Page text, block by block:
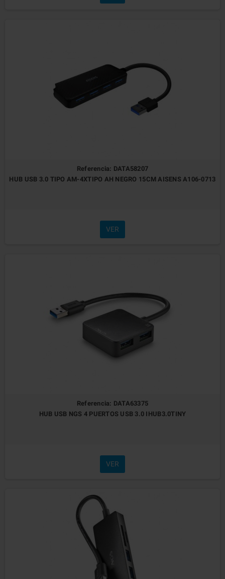
Referencia: DATA58207
HUB USB 3.0 TIPO AM-4XTIPO AH NEGRO 15CM AISENS A106-0713
VER
Referencia: DATA63375
HUB USB NGS 4 PUERTOS USB 3.0 IHUB3.0TINY
VER